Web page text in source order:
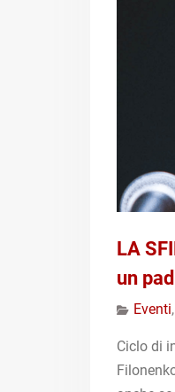
LA
un
Eventi,
Ciclo di